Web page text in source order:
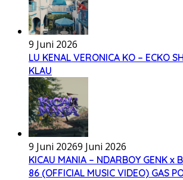
9 Juni 2026
LU KENAL VERONICA KO – ECKO
KLAU
9 Juni 20269 Juni 2026
KICAU MANIA – NDARBOY GENK x
86 (OFFICIAL MUSIC VIDEO) GAS